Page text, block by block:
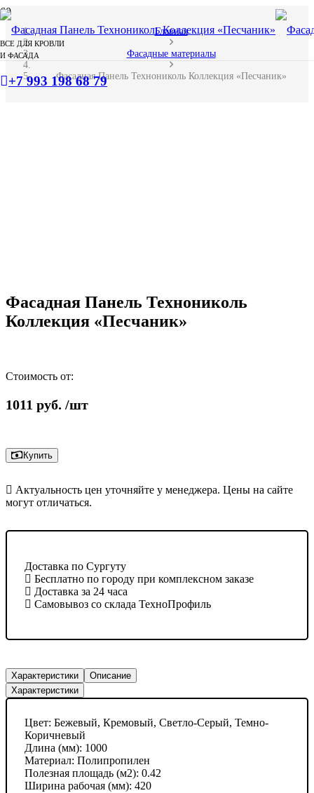
ВСЕ ДЛЯ КРОВЛИ
И ФАСАДА
+7 993 198 68 79
Главная
Фасадные материалы
Фасадная Панель Технониколь Коллекция «Песчаник»
Фасадная Панель Технониколь
Коллекция «Песчаник»
Стоимость от:
1011 руб. /шт
Купить
Актуальность цен уточняйте у менеджера. Цены на сайте
могут отличаться.
Доставка по Сургуту
Бесплатно по городу при комплексном заказе
Доставка за 24 часа
Самовывоз со склада ТехноПрофиль
Характеристики
Описание
Характеристики
Цвет: Бежевый, Кремовый, Светло-Серый, Темно-
Коричневый
Длина (мм): 1000
Материал: Полипропилен
Полезная площадь (м2): 0.42
Ширина рабочая (мм): 420